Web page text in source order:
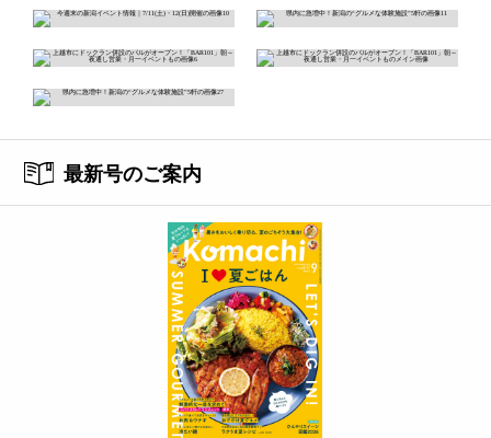
最新号のご案内